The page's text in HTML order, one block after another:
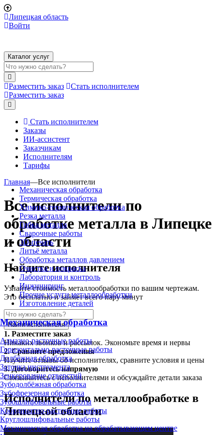
Липецкая область
Войти
Каталог услуг
Разместить заказ
Стать исполнителем
Разместить заказ
Стать исполнителем
Заказы
ИИ-ассистент
Заказчикам
Исполнителям
Тарифы
Механическая обработка
Термическая обработка
Химико-термическая обработка
Резка металла
Гибка металла
Сварочные работы
3D-печать
Литьё металла
Обработка металлов давлением
Очистка и покраска
Лаборатория и контроль
Инжиниринг
Прочие услуги металлообработки
Изготовление деталей
Механическая обработка
Алмазно-расточные работы
Горизонтально-расточные работы
Долбёжная обработка
Заточка инструмента
Зенкерование отверстий
Зубодолбёжная обработка
Зубофрезерная обработка
Зубошлифовальные работы
Координатно-расточные работы
Круглошлифовальные работы
Механическая обработка на обрабатывающем центре
Главная—Все исполнители
Все исполнители по
обработке металла в Липецке
и области
Найдите исполнителя
Узнайте стоимость металлообработки по вашим чертежам.
Это бесплатно и займет всего пару минут
Найти исполнителя
1. Разместите заказ
Никаких звонков и рассылок. Экономьте время и нервы
2.Сравните предложения
Изучите отзывы об исполнителях, сравните условия и цены
3.Договоритесь напрямую
Связывайтесь с исполнителями и обсуждайте детали заказа
Исполнители по металлообработке в
Липецкой области